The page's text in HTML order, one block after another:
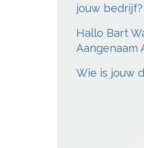
jouw bedrijf?
Hallo Bart
Aangenaam
Wie is jouw